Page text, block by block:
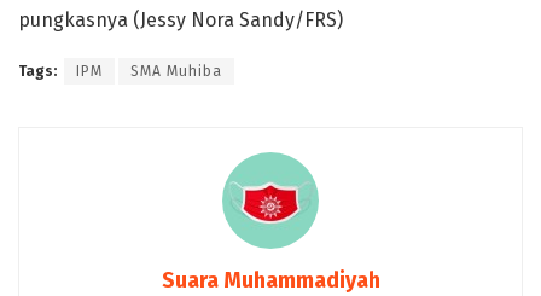
pungkasnya (Jessy Nora Sandy/FRS)
Tags: IPM SMA Muhiba
Suara Muhammadiyah